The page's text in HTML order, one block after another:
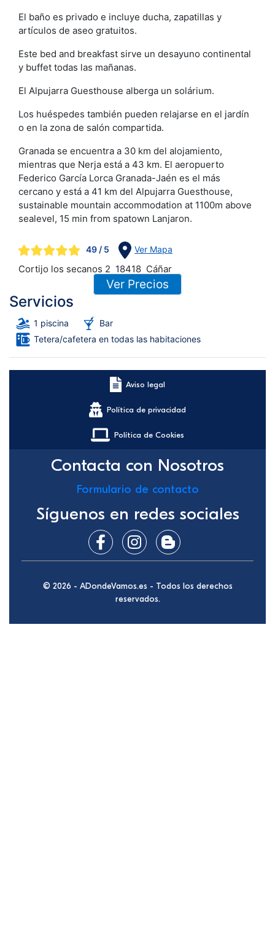
El baño es privado e incluye ducha, zapatillas y
artículos de aseo gratuitos.
Este bed and breakfast sirve un desayuno continental
y buffet todas las mañanas.
El Alpujarra Guesthouse alberga un solárium.
Los huéspedes también pueden relajarse en el jardín
o en la zona de salón compartida.
Granada se encuentra a 30 km del alojamiento,
mientras que Nerja está a 43 km. El aeropuerto
Federico García Lorca Granada-Jaén es el más
cercano y está a 41 km del Alpujarra Guesthouse,
sustainable mountain accommodation at 1100m above
sealevel, 15 min from spatown Lanjaron.
49 / 5 Ver Mapa
Cortijo los secanos 2 18418 Cáñar
Ver Precios
Servicios
1 piscina
Bar
Tetera/cafetera en todas las habitaciones
Aviso legal
Política de privacidad
Política de Cookies
Contacta con Nosotros
Formulario de contacto
Síguenos en redes sociales
© 2026 - ADondeVamos.es - Todos los derechos
reservados.